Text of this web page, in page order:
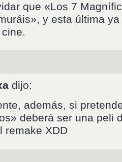
que «Los 7
y esta última
dijo:
además, si
deberá ser una peli
remake XDD